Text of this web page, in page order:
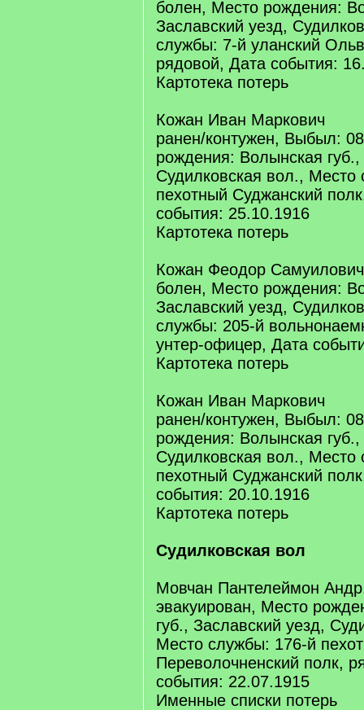
болен, Место рождения:
Заславский уезд,
службы: 7-й уланский
рядовой, Дата события:
Картотека потерь
Кожан Иван Маркович
ранен/контужен, Выбыл:
рождения: Волынская
Судилковская вол., Место
пехотный Суджанский
события: 25.10.1916
Картотека потерь
Кожан Феодор Самуилович
болен, Место рождения:
Заславский уезд,
службы: 205-й
унтер-офицер, Дата
Картотека потерь
Кожан Иван Маркович
ранен/контужен, Выбыл:
рождения: Волынская
Судилковская вол., Место
пехотный Суджанский
события: 20.10.1916
Картотека потерь
Судилковская вол
Мовчан Пантелеймон
эвакуирован, Место
губ., Заславский уезд,
Место службы: 176-й
Переволочненский полк,
события: 22.07.1915
Именные списки потерь